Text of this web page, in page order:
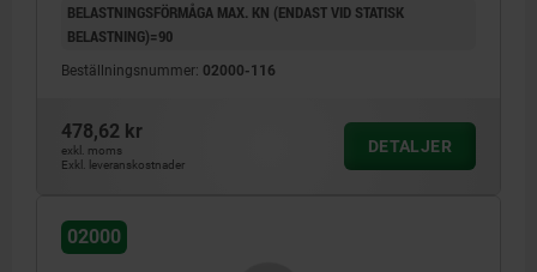
BELASTNINGSFÖRMÅGA MAX. KN (ENDAST VID STATISK
BELASTNING)=90
Beställningsnummer: 02000-116
478,62 kr
exkl. moms
Exkl. leveranskostnader
DETALJER
02000